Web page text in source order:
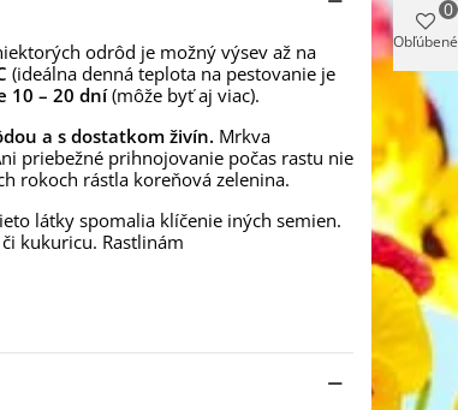
odrôd je možný výsev až na
(ideálna denná teplota na pestovanie je
10 – 20 dní(môže byť aj viac).
a s dostatkom živín. Mrkva
priebežné prihnojovanie počas rastu nie
rokoch rástla koreňová zelenina.
látky spomalia klíčenie iných semien.
kukuricu. Rastlinám
Obľúbené
0